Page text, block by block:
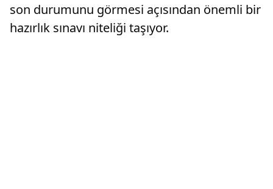
son durumunu görmesi açısından önemli bir
hazırlık sınavı niteliği taşıyor.